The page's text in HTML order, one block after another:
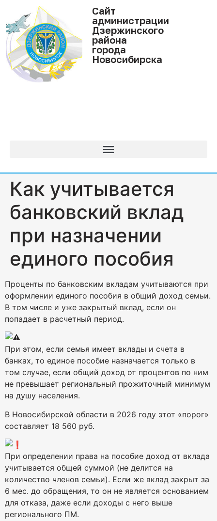
Cайт
администрации
Дзержинского
района
города
Новосибирска
Как учитывается
банковский вклад
при назначении
единого пособия
Проценты по банковским вкладам учитываются при
оформлении единого пособия в общий доход семьи.
В том числе и уже закрытый вклад, если он
попадает в расчетный период.
При этом, если семья имеет вклады и счета в
банках, то единое пособие назначается только в
том случае, если общий доход от процентов по ним
не превышает региональный прожиточный минимум
на душу населения.
В Новосибирской области в 2026 году этот «порог»
составляет 18 560 руб.
При определении права на пособие доход от вклада
учитывается общей суммой (не делится на
количество членов семьи). Если же вклад закрыт за
6 мес. до обращения, то он не является основанием
для отказа, даже если доходы с него выше
регионального ПМ.